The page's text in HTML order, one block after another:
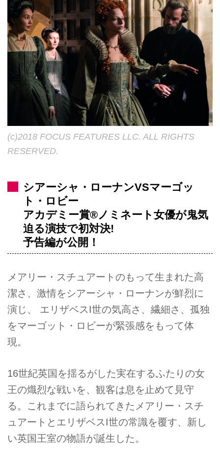
(c)2018 FOCUS FEATURES LLC. ALL RIGHTS
RESERVED.
シアーシャ・ローナンVSマーゴッ
ト・ロビー
アカデミー賞®ノミネート女優が鬼気
迫る演技で初対決!
予告編が公開！
メアリー・スチュアートのもって生まれた高
潔さ、激情をシアーシャ・ローナンが鮮烈に
演じ、 エリザベスI世の気高さ、繊細さ、孤独
をマーゴット・ロビーが緊張感をもって体
現。
16世紀英国を揺るがした実在するふたりの女
王の熾烈な戦いを、観客は息を止めて見守
る。これまでに語られてきたメアリー・スチ
ュアートとエリザベスI世の常識を覆す、新し
い英国王室の物語が誕生した。